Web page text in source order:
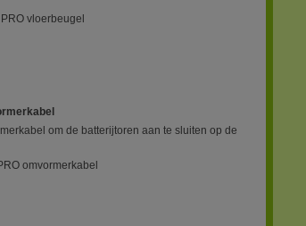
vloerbeugel
om de batterijtoren aan te sluiten op de
omvormerkabel